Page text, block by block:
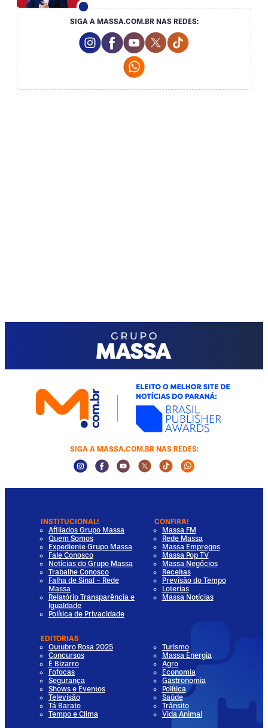
SIGA A MASSA.COM.BR NAS REDES:
Instagram Social Media
Facebook Social Media
Youtube Social Media
Twitter Social Media
Tiktok Social
SIGA A MASSA.COM.BR NAS REDES:
Instagram Social Media
Facebook Social Media
Youtube Social Media
Twitter Social Media
Tiktok Social Media
Whatsapp
INSTITUCIONAL!
Afiliados Grupo Massa
Quem Somos
Expediente Grupo Massa
Fale Conosco
Notícias do Grupo Massa
Trabalhe Conosco
Falha de Sinal - Rede
Massa
Relatório Transparência e
Igualdade
Política de Privacidade
CONFIRA!
Massa FM
Rede Massa
Massa Empregos
Massa Pop TV
Massa Negócios
Receitas
Previsão do Tempo
Loterias
Massa Notícias
EDITORIAS
Outubro Rosa 2025
Concursos
É Bizarro
Fofocas
Segurança
Shows e Eventos
Televisão
Tá Barato
Tempo e Clima
Turismo
Massa Energia
Agro
Economia
Gastronomia
Política
Saúde
Trânsito
Vida Animal